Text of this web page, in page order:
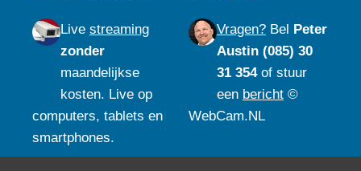
Live streaming
zonder
maandelijkse
kosten. Live op
computers, tablets en
smartphones.
Vragen?Bel Peter
Austin (085) 30
31 354of stuur
een bericht©
WebCam.NL